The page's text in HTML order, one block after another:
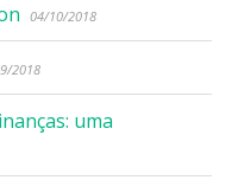
04/10/2018
2018
uma